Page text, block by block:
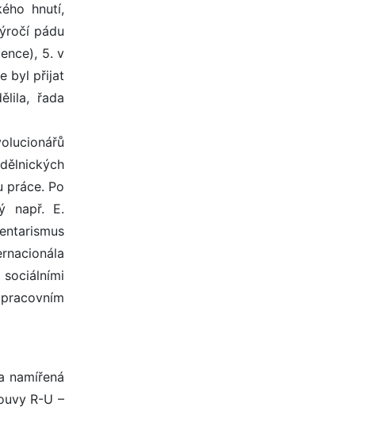
hnutí,
pádu
5. v
byl přijat
řada
práce. Po
např. E.
namířená
R-U –